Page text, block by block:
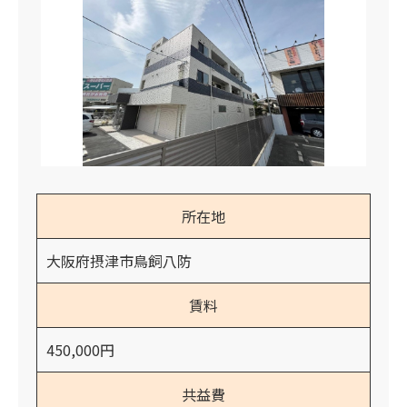
所在地
大阪府摂津市鳥飼八防
賃料
450,000円
共益費